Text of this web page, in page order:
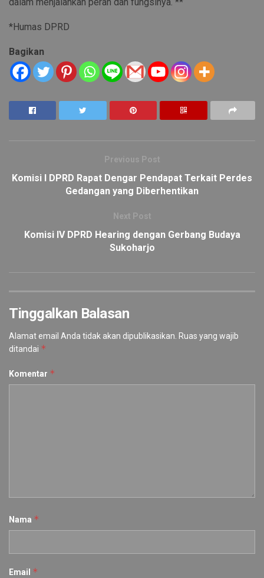
*Humas DPRD
Bagikan
Previous Post
Komisi I DPRD Rapat Dengar Pendapat Terkait Perdes
Gedangan yang Diberhentikan
Next Post
Komisi IV DPRD Hearing dengan Gerbang Budaya
Sukoharjo
Tinggalkan Balasan
Alamat email Anda tidak akan dipublikasikan. Ruas yang wajib
ditandai *
Komentar *
Nama *
Email *